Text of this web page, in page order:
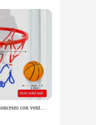
is built to
you're a
easy to set
that it can beMini aro de baloncesto con ventosa para niños, canasta colgante de pared para deportes en casa, juego divertido, Kit de aros de bola de ejercicio